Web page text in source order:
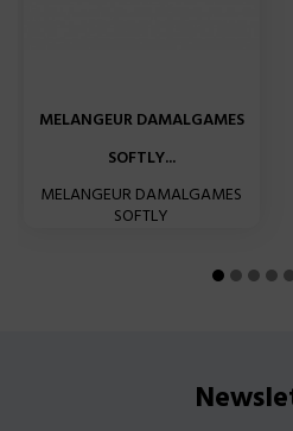
MELANGEUR DAMALGAMES
SOFTLY...
MELANGEUR DAMALGAMES
SOFTLY